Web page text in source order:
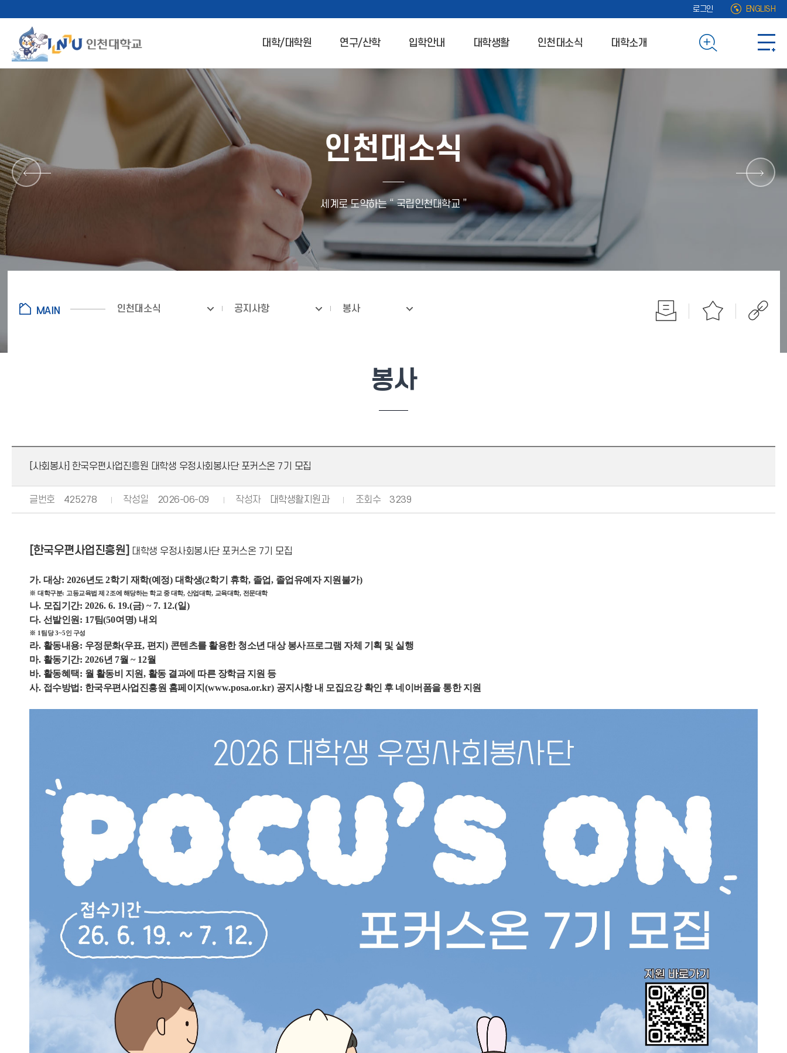
로그인 ENGLISH
대학/대학원 연구/산학 입학안내 대학생활 인천대소식 대학소개
인천대소식
세계로 도약하는 “ 국립인천대학교 ”
인천대소식 공지사항 봉사
봉사
[사회봉사] 한국우편사업진흥원 대학생 우정사회봉사단 포커스온 7기 모집
글번호 425278 작성일 2026-06-09 작성자 대학생활지원과 조회수 3239
[한국우편사업진흥원] 대학생 우정사회봉사단 포커스온 7기 모집
가. 대상: 2026년도 2학기 재학(예정) 대학생(2학기 휴학, 졸업, 졸업유예자 지원불가)
※ 대학구분: 고등교육법 제 2조에 해당하는 학교 중 대학, 산업대학, 교육대학, 전문대학
나. 모집기간: 2026. 6. 19.(금) ~ 7. 12.(일)
다. 선발인원 : 17팀(50여명) 내외
※ 1 팀당3~5인 구성
라. 활동내용: 우정문화(우표, 편지 ) 콘텐츠를 활용한 청소년 대상 봉사프로그램 자체 기획 및 실행
마. 활동기간: 2026년 7월 ~ 12월
바. 활동혜택: 월 활동비 지원, 활동 결과에 따른 장학금 지원 등
사. 접수방법 : 한국우편사업진흥원 홈페이지 (www.posa.or.kr) 공지사항 내 모집요강 확인 후 네이버폼을 통한 지원